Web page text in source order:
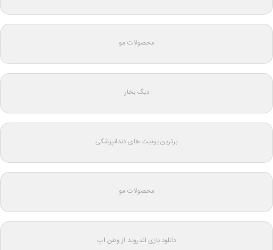
محصولات مو
دیگ بخار
برترین یونیت های دندانپزشکی
محصولات مو
دانلود بازی اندروید از وطن اپ